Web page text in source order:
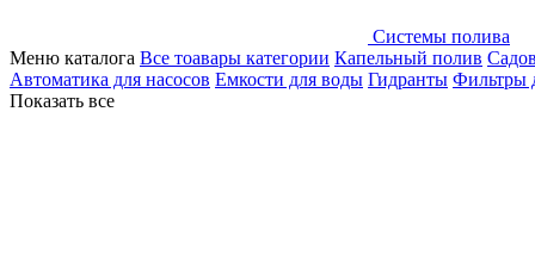
Системы полива
Меню каталога Все тоавары категории Капельный полив
Автоматика для насосов Емкости для воды Гидранты Фильтры
Показать все